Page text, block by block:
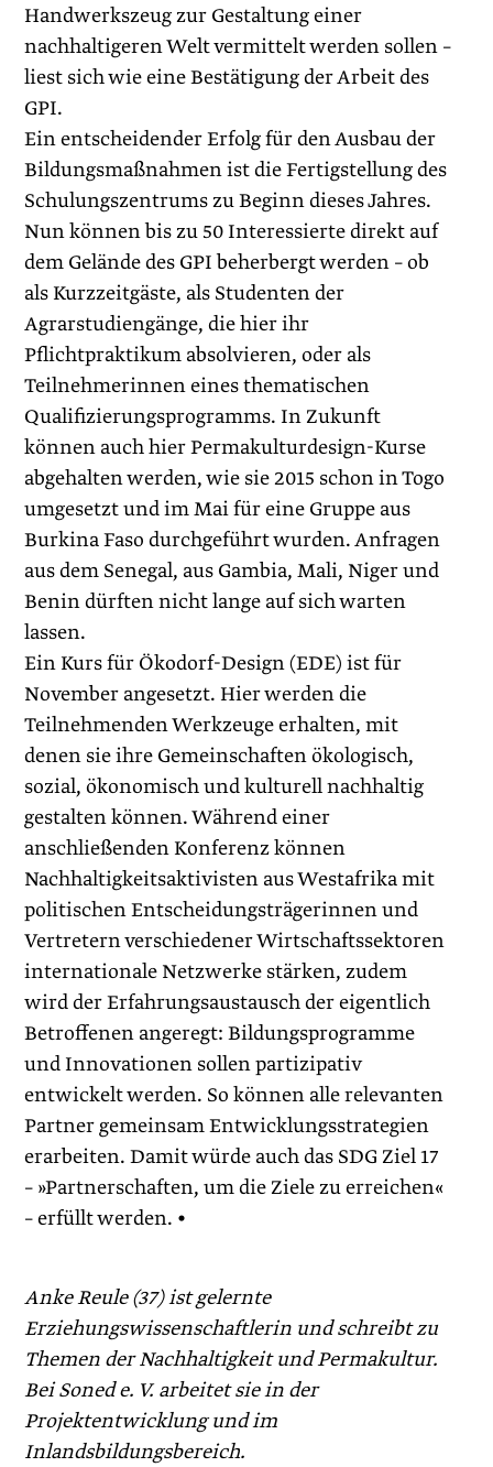
Handwerkszeug zur Gestaltung einer
nachhaltigeren Welt vermittelt werden sollen –
liest sich wie eine Bestätigung der Arbeit des
GPI.
Ein entscheidender Erfolg für den Ausbau der
Bildungsmaßnahmen ist die Fertigstellung des
Schulungszentrums zu Beginn dieses Jahres.
Nun können bis zu 50 Interessierte direkt auf
dem Gelände des GPI beherbergt werden – ob
als Kurzzeitgäste, als Studenten der
Agrarstudiengänge, die hier ihr
Pflichtpraktikum absolvieren, oder als
Teilnehmerinnen eines thematischen
Qualifizierungsprogramms. In Zukunft
können auch hier Permakulturdesign-Kurse
abgehalten werden, wie sie 2015 schon in Togo
umgesetzt und im Mai für eine Gruppe aus
Burkina Faso durchgeführt wurden. Anfragen
aus dem Senegal, aus Gambia, Mali, Niger und
Benin dürften nicht lange auf sich warten
lassen.
Ein Kurs für Ökodorf-Design (EDE) ist für
November angesetzt. Hier werden die
Teilnehmenden Werkzeuge erhalten, mit
denen sie ihre Gemeinschaften ökologisch,
sozial, ökonomisch und kulturell nachhaltig
gestalten können. Während einer
anschließenden Konferenz können
Nachhaltigkeitsaktivisten aus Westafrika mit
politischen Entscheidungsträgerinnen und
Vertretern verschiedener Wirtschaftssektoren
internationale Netzwerke stärken, zudem
wird der Erfahrungsaustausch der eigentlich
Betroffenen angeregt: Bildungsprogramme
und Innovationen sollen partizipativ
entwickelt werden. So können alle relevanten
Partner gemeinsam Entwicklungsstrategien
erarbeiten. Damit würde auch das SDG Ziel 17
– »Partnerschaften, um die Ziele zu erreichen«
– erfüllt werden. •
Anke Reule (37) ist gelernte
Erziehungswissenschaftlerin und schreibt zu
Themen der Nachhaltigkeit und Permakultur.
Bei Soned e. V. arbeitet sie in der
Projektentwicklung und im
Inlandsbildungsbereich.